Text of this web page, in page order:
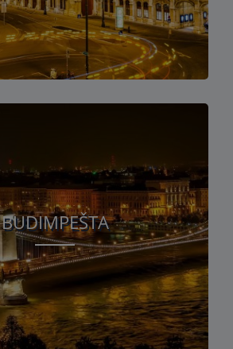
BUDIMPEŠTA